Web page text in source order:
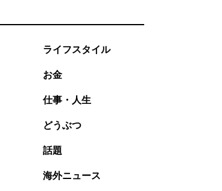
ライフスタイル
お金
仕事・人生
どうぶつ
話題
海外ニュース